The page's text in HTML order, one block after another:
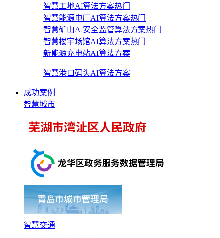
智慧工地AI算法方案热门
智慧能源电厂AI算法方案热门
智慧矿山AI安全监管算法方案热门
智慧楼宇场馆AI算法方案热门
新能源充电站AI算法方案
智慧港口码头AI算法方案
成功案例
智慧城市
智慧交通